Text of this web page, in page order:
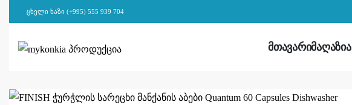
ცხელი ხაზი (+995) 555 939 704
მთავარიმაღაზია